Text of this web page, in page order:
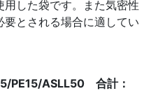
した袋です。また気密性
とされる場合に適してい
PE15/ASLL50 合計：